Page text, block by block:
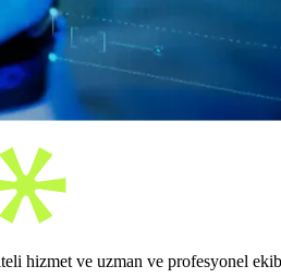
ve uzman ve profesyonel